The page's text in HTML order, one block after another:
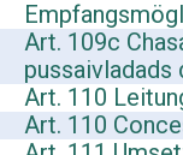
Art. 109c
pussaivladads
Art. 110
Art. 110